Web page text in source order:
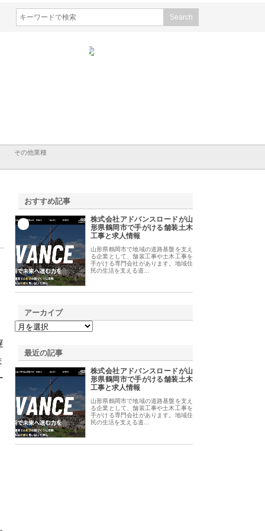
その他業種
おすすめ記事
株式会社アドバンスロードが山
形県鶴岡市で手がける舗装土木
工事と求人情報
山形県鶴岡市で地域の道路基盤を支え
る企業として、舗装工事や土木工事を
手がける専門会社があります。地域住
民の生活を支える道…
アーカイブ
最近の記事
株式会社アドバンスロードが山
形県鶴岡市で手がける舗装土木
工事と求人情報
山形県鶴岡市で地域の道路基盤を支え
る企業として、舗装工事や土木工事を
手がける専門会社があります。地域住
民の生活を支える道…